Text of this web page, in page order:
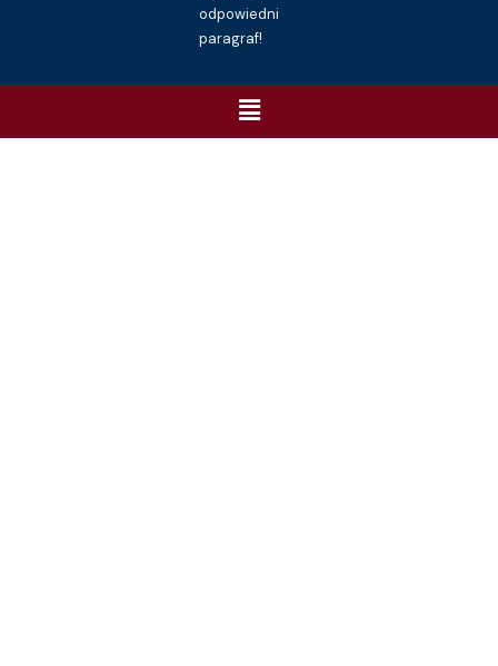
odpowiedni
paragraf!
Menu